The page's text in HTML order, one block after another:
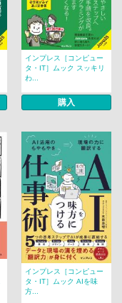
インプレス［コンピュー
タ・IT］ムック スッキリ
わ...
購入
インプレス［コンピュー
タ・IT］ムック AIを味
方...